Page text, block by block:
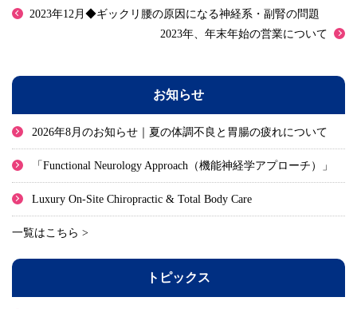
2023年12月◆ギックリ腰の原因になる神経系・副腎の問題
2023年、年末年始の営業について
お知らせ
2026年8月のお知らせ｜夏の体調不良と胃腸の疲れについて
「Functional Neurology Approach（機能神経学アプローチ）」
Luxury On-Site Chiropractic & Total Body Care
一覧はこちら >
トピックス